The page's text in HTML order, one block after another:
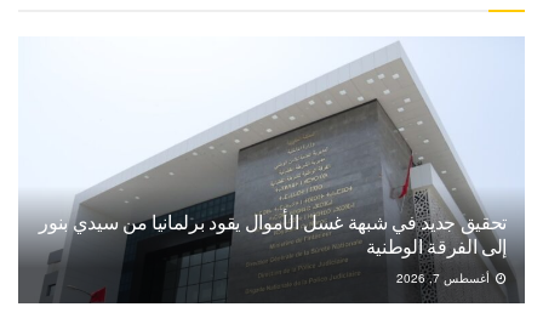
تحقيق جديد في شبهة غسل الأموال يقود برلمانيا من سيدي بنور
إلى الفرقة الوطنية
أغسطس 7, 2026